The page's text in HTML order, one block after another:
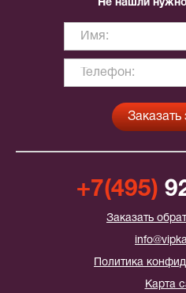
Не нашли
+7(495)
Заказать
Политика
Карта